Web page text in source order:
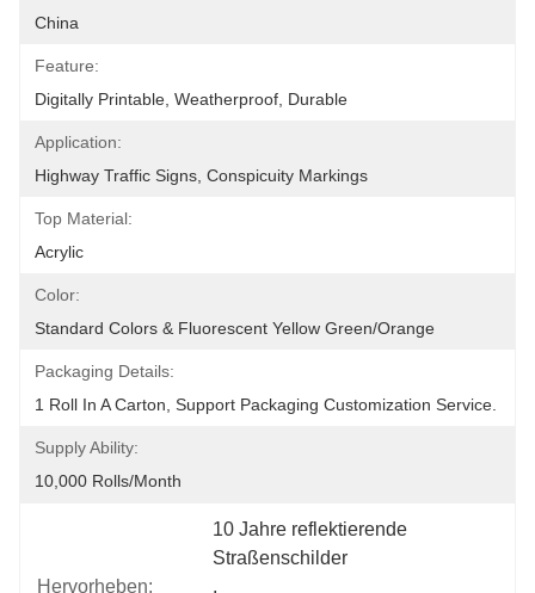
China
Feature:
Digitally Printable, Weatherproof, Durable
Application:
Highway Traffic Signs, Conspicuity Markings
Top Material:
Acrylic
Color:
Standard Colors & Fluorescent Yellow Green/orange
Packaging Details:
1 Roll In A Carton, Support Packaging Customization Service.
Supply Ability:
10,000 Rolls/month
Hervorheben:
10 Jahre reflektierende
Straßenschilder
,